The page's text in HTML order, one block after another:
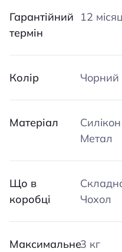
Гарантійний
термін
12
Колір Чорний
Матеріал
Силікон
Метал
Що в
коробці
Чохол
Максимальне3 кг